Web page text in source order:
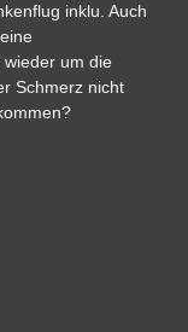
inklu. Auch
um die
Schmerz nicht